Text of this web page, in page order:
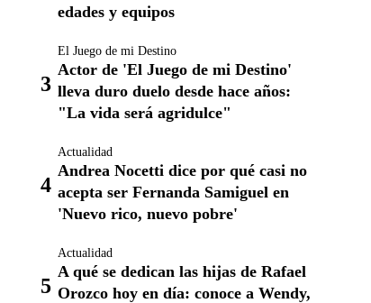
edades y equipos
El Juego de mi Destino
Actor de 'El Juego de mi Destino'
lleva duro duelo desde hace años:
"La vida será agridulce"
Actualidad
Andrea Nocetti dice por qué casi no
acepta ser Fernanda Samiguel en
'Nuevo rico, nuevo pobre'
Actualidad
A qué se dedican las hijas de Rafael
Orozco hoy en día: conoce a Wendy,